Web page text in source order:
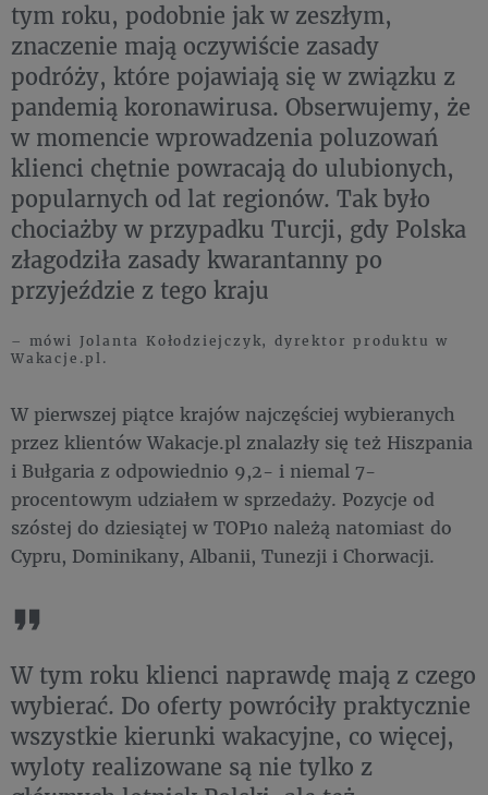
tym roku, podobnie jak w zeszłym,
znaczenie mają oczywiście zasady
podróży, które pojawiają się w związku z
pandemią koronawirusa. Obserwujemy, że
w momencie wprowadzenia poluzowań
klienci chętnie powracają do ulubionych,
popularnych od lat regionów. Tak było
chociażby w przypadku Turcji, gdy Polska
złagodziła zasady kwarantanny po
przyjeździe z tego kraju
– mówi Jolanta Kołodziejczyk, dyrektor produktu w
Wakacje.pl.
W pierwszej piątce krajów najczęściej wybieranych
przez klientów Wakacje.pl znalazły się też Hiszpania
i Bułgaria z odpowiednio 9,2- i niemal 7-
procentowym udziałem w sprzedaży. Pozycje od
szóstej do dziesiątej w TOP10 należą natomiast do
Cypru, Dominikany, Albanii, Tunezji i Chorwacji.
W tym roku klienci naprawdę mają z czego
wybierać. Do oferty powróciły praktycznie
wszystkie kierunki wakacyjne, co więcej,
wyloty realizowane są nie tylko z